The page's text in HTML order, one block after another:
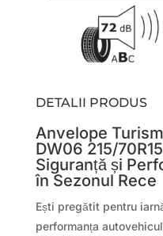
DETALII PRODUS
Anvelope
DW06 215/
Siguranță și
în Sezonul Rece
Ești pregătit pentru
performanța